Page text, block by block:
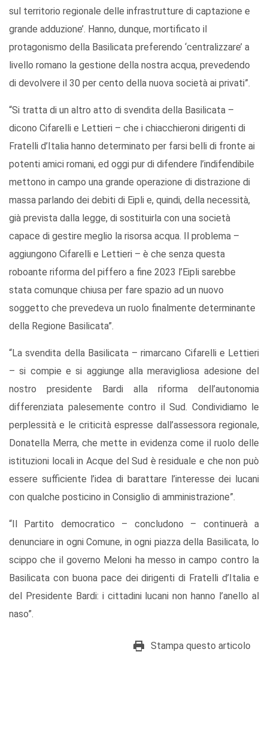
sul territorio regionale delle infrastrutture di captazione e
grande adduzione’. Hanno, dunque, mortificato il
protagonismo della Basilicata preferendo ‘centralizzare’ a
livello romano la gestione della nostra acqua, prevedendo
di devolvere il 30 per cento della nuova società ai privati”.
“Si tratta di un altro atto di svendita della Basilicata –
dicono Cifarelli e Lettieri – che i chiacchieroni dirigenti di
Fratelli d’Italia hanno determinato per farsi belli di fronte ai
potenti amici romani, ed oggi pur di difendere l’indifendibile
mettono in campo una grande operazione di distrazione di
massa parlando dei debiti di Eipli e, quindi, della necessità,
già prevista dalla legge, di sostituirla con una società
capace di gestire meglio la risorsa acqua. Il problema –
aggiungono Cifarelli e Lettieri – è che senza questa
roboante riforma del piffero a fine 2023 l’Eipli sarebbe
stata comunque chiusa per fare spazio ad un nuovo
soggetto che prevedeva un ruolo finalmente determinante
della Regione Basilicata”.
“La svendita della Basilicata – rimarcano Cifarelli e Lettieri
– si compie e si aggiunge alla meravigliosa adesione del
nostro presidente Bardi alla riforma dell’autonomia
differenziata palesemente contro il Sud. Condividiamo le
perplessità e le criticità espresse dall’assessora regionale,
Donatella Merra, che mette in evidenza come il ruolo delle
istituzioni locali in Acque del Sud è residuale e che non può
essere sufficiente l’idea di barattare l’interesse dei lucani
con qualche posticino in Consiglio di amministrazione”.
“Il Partito democratico – concludono – continuerà a
denunciare in ogni Comune, in ogni piazza della Basilicata, lo
scippo che il governo Meloni ha messo in campo contro la
Basilicata con buona pace dei dirigenti di Fratelli d’Italia e
del Presidente Bardi: i cittadini lucani non hanno l’anello al
naso”.
Stampa questo articolo